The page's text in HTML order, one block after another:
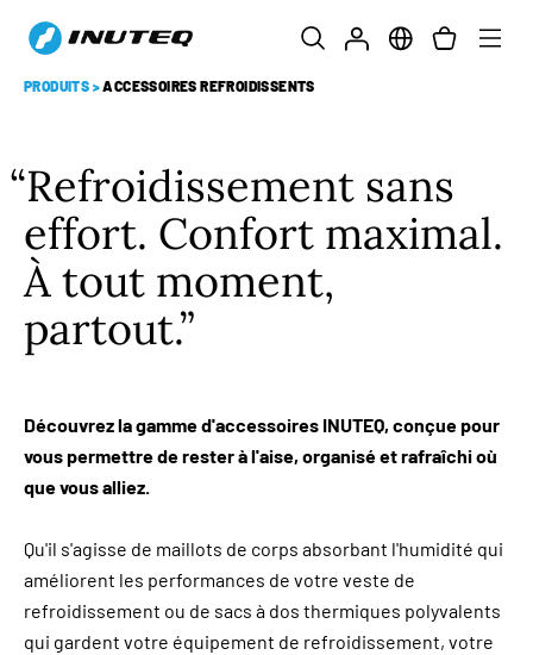
PRODUITS >ACCESSOIRES REFROIDISSENTS
Refroidissement sans
effort. Confort maximal.
À tout moment,
partout.
Découvrez la gamme d'accessoires INUTEQ, conçue pour
vous permettre de rester à l'aise, organisé et rafraîchi où
que vous alliez.
Qu'il s'agisse de maillots de corps absorbant l'humidité qui
améliorent les performances de votre veste de
refroidissement ou de sacs à dos thermiques polyvalents
qui gardent votre équipement de refroidissement, votre